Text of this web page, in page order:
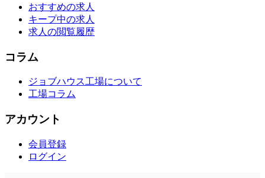
おすすめの求人
キープ中の求人
求人の閲覧履歴
コラム
ジョブハウス工場について
工場コラム
アカウント
会員登録
ログイン